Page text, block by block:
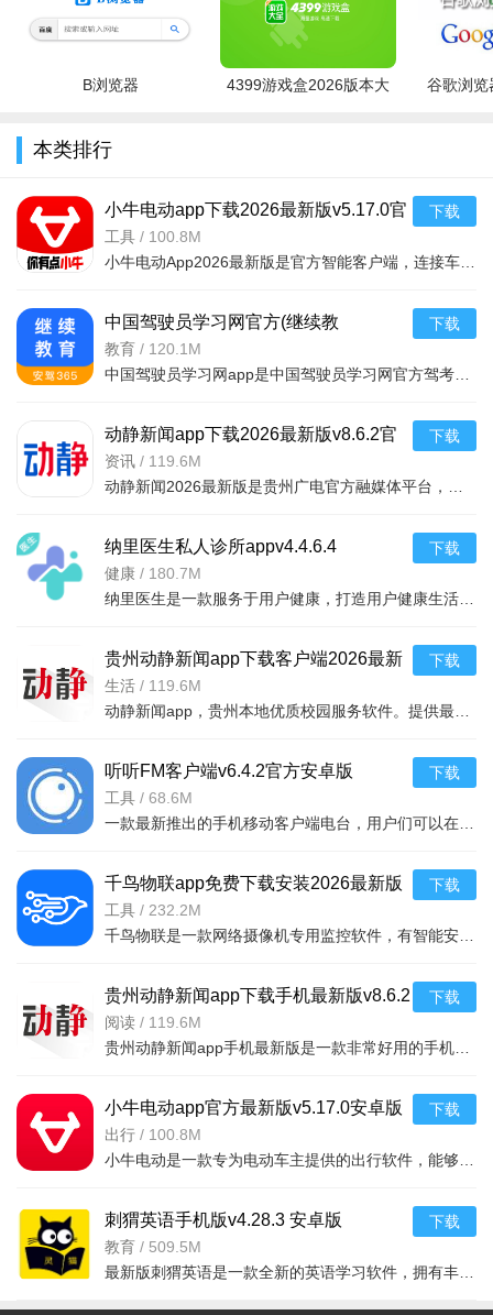
B浏览器
4399游戏盒2026版本大
谷歌浏览
本类排行
小牛电动app下载2026最新版v5.17.0官
方版
工具 / 100.8M
下载
中国驾驶员学习网官方(继续教
育)appV2.8.95安卓版
教育 / 120.1M
下载
动静新闻app下载2026最新版v8.6.2官
方版
资讯 / 119.6M
下载
纳里医生私人诊所appv4.4.6.4
健康 / 180.7M
下载
贵州动静新闻app下载客户端2026最新
版v8.6.2官方最新安卓版
生活 / 119.6M
下载
听听FM客户端v6.4.2官方安卓版
工具 / 68.6M
下载
千鸟物联app免费下载安装2026最新版
本v7.0.0手机版
工具 / 232.2M
下载
贵州动静新闻app下载手机最新版v8.6.2
官方版
阅读 / 119.6M
下载
小牛电动app官方最新版v5.17.0安卓版
出行 / 100.8M
下载
刺猬英语手机版v4.28.3 安卓版
教育 / 509.5M
下载